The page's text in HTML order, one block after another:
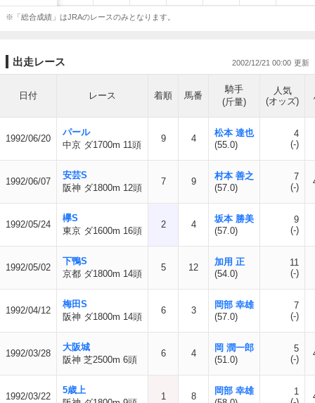
※「総合成績」はJRAのレースのみとなります。
出走レース 2002/12/21 00:00
日付 レース 着順 馬番
騎手
(斤量)
人気
(オッズ)
1992/06/20
パール
中京 ダ1700m 11頭
9 4
松本 達也
(55.0)
4
(-)
1992/06/07
安芸S
阪神 ダ1800m 12頭
7 9
村本 善之
(57.0)
7
(-)
1992/05/24
欅S
東京 ダ1600m 16頭
2 4
坂本 勝美
(57.0)
9
(-)
1992/05/02
下鴨S
京都 ダ1800m 14頭
5 12
加用 正
(54.0)
11
(-)
1992/04/12
梅田S
阪神 ダ1800m 14頭
6 3
岡部 幸雄
(57.0)
7
(-)
1992/03/28
大阪城
阪神 芝2500m 6頭
6 4
岡 潤一郎
(51.0)
5
(-)
1992/03/22
5歳上
1 8
岡部 幸雄
1